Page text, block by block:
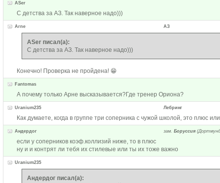
ASer
С детства за АЗ. Так наверное надо)))
Arne АЗ
ASer писал(а):
С детства за АЗ. Так наверное надо)))
Конечно! Проверка не пройдена! 😁
Fantomas
А почему только Арне высказывается?Где тренер Ориона?
Uranium235 Лебринг
Как думаете, когда в группе три соперника с чужой школой, это плюс
Андердог зам. Боруссия
если у соперников коэф.коллизий ниже, то в плюс
ну и и контрят ли тебя их стилевые или ты их тоже важно
Uranium235
Андердог писал(а):